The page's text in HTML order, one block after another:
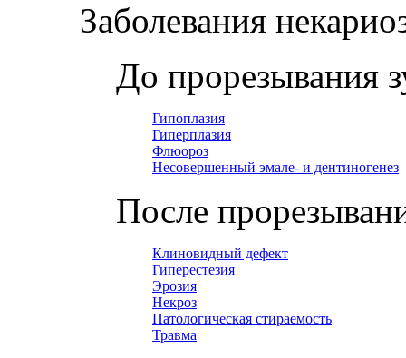
Заболевания
До прорезывания
Гипоплазия
Гиперплазия
Флюороз
Несовершенный эмале- и дентиногенез
После
Клиновидный дефект
Гиперестезия
Эрозия
Некроз
Патологическая стираемость
Травма